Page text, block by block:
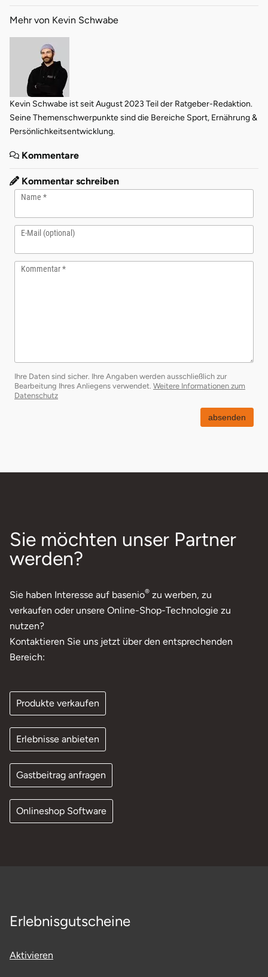
Mehr von Kevin Schwabe
Kevin Schwabe ist seit August 2023 Teil der Ratgeber-Redaktion.
Seine Themenschwerpunkte sind die Bereiche Sport, Ernährung &
Persönlichkeitsentwicklung.
Kommentare
Kommentar schreiben
Name
E-Mail (optional)
Kommentar
Ihre Daten sind sicher. Ihre Angaben werden ausschließlich zur
Bearbeitung Ihres Anliegens verwendet. Weitere Informationen zum
Datenschutzöffnet in neuem Fenster
absenden
Sie möchten unser Partner
werden?
Sie haben Interesse auf basenio® zu werben, zu
verkaufen oder unsere Online-Shop-Technologie zu
nutzen?
Kontaktieren Sie uns jetzt über den entsprechenden
Bereich:
Produkte verkaufen
Erlebnisse anbieten
Gastbeitrag anfragen
Onlineshop Software
Erlebnisgutscheine
Aktivieren